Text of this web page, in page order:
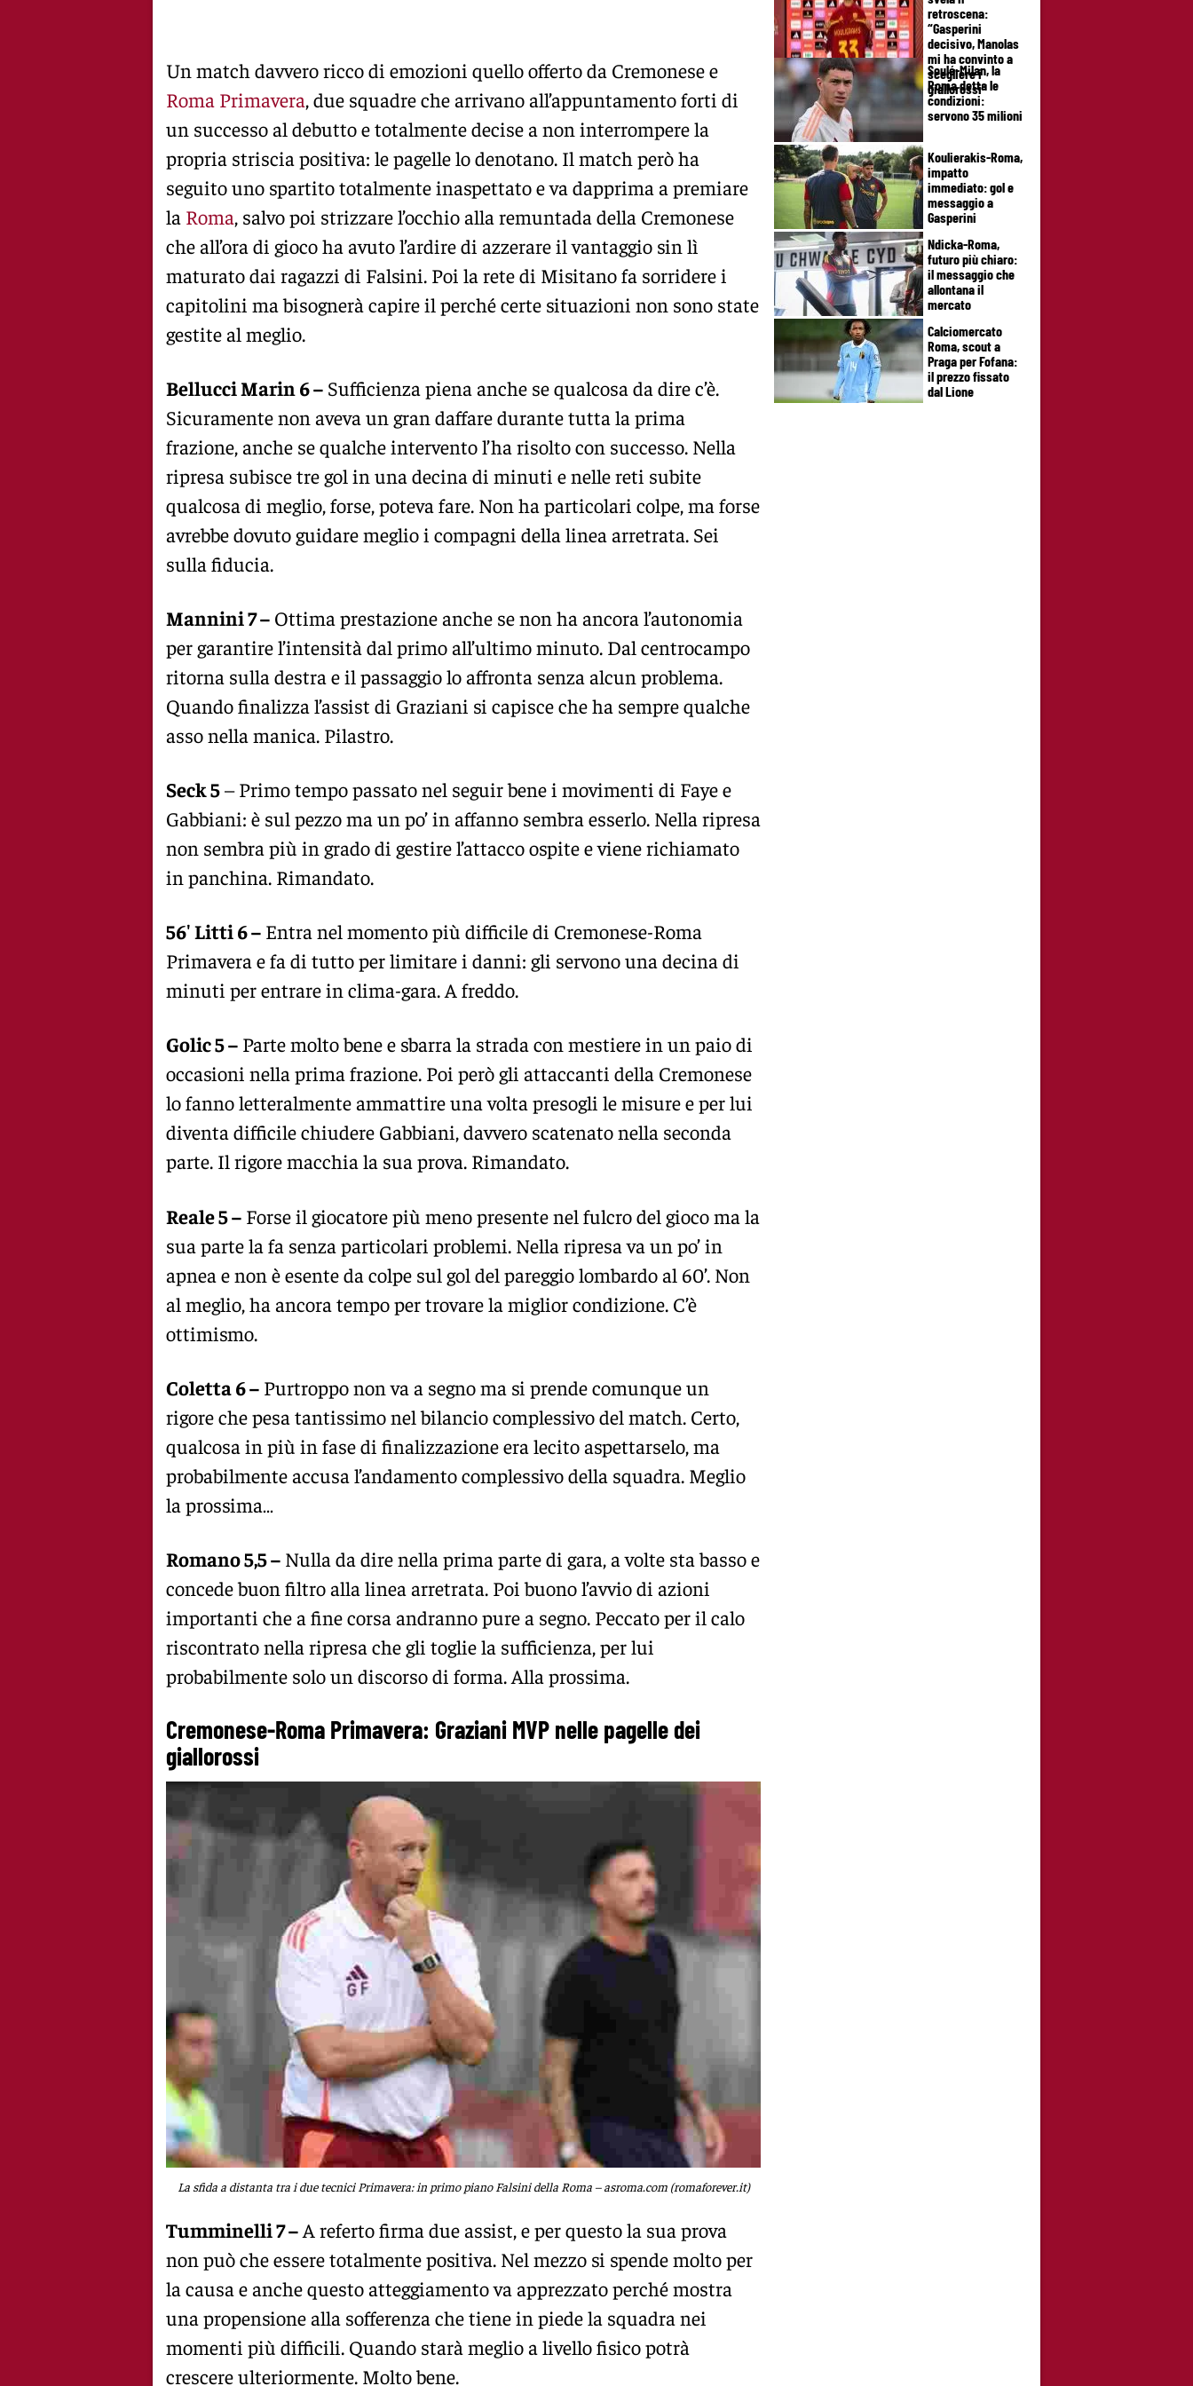
Un match davvero ricco di emozioni quello offerto da Cremonese e
Roma Primavera, due squadre che arrivano all’appuntamento forti di
un successo al debutto e totalmente decise a non interrompere la
propria striscia positiva: le pagelle lo denotano. Il match però ha
seguito uno spartito totalmente inaspettato e va dapprima a premiare
la Roma, salvo poi strizzare l’occhio alla remuntada della Cremonese
che all’ora di gioco ha avuto l’ardire di azzerare il vantaggio sin lì
maturato dai ragazzi di Falsini. Poi la rete di Misitano fa sorridere i
capitolini ma bisognerà capire il perché certe situazioni non sono state
gestite al meglio.
Bellucci Marin 6 – Sufficienza piena anche se qualcosa da dire c’è.
Sicuramente non aveva un gran daffare durante tutta la prima
frazione, anche se qualche intervento l’ha risolto con successo. Nella
ripresa subisce tre gol in una decina di minuti e nelle reti subite
qualcosa di meglio, forse, poteva fare. Non ha particolari colpe, ma forse
avrebbe dovuto guidare meglio i compagni della linea arretrata. Sei
sulla fiducia.
Mannini 7 – Ottima prestazione anche se non ha ancora l’autonomia
per garantire l’intensità dal primo all’ultimo minuto. Dal centrocampo
ritorna sulla destra e il passaggio lo affronta senza alcun problema.
Quando finalizza l’assist di Graziani si capisce che ha sempre qualche
asso nella manica. Pilastro.
Seck 5– Primo tempo passato nel seguir bene i movimenti di Faye e
Gabbiani: è sul pezzo ma un po’ in affanno sembra esserlo. Nella ripresa
non sembra più in grado di gestire l’attacco ospite e viene richiamato
in panchina. Rimandato.
56′ Litti 6 – Entra nel momento più difficile di Cremonese-Roma
Primavera e fa di tutto per limitare i danni: gli servono una decina di
minuti per entrare in clima-gara. A freddo.
Golic 5 – Parte molto bene e sbarra la strada con mestiere in un paio di
occasioni nella prima frazione. Poi però gli attaccanti della Cremonese
lo fanno letteralmente ammattire una volta presogli le misure e per lui
diventa difficile chiudere Gabbiani, davvero scatenato nella seconda
parte. Il rigore macchia la sua prova. Rimandato.
Reale 5 – Forse il giocatore più meno presente nel fulcro del gioco ma la
sua parte la fa senza particolari problemi. Nella ripresa va un po’ in
apnea e non è esente da colpe sul gol del pareggio lombardo al 60’. Non
al meglio, ha ancora tempo per trovare la miglior condizione. C’è
ottimismo.
Coletta 6 – Purtroppo non va a segno ma si prende comunque un
rigore che pesa tantissimo nel bilancio complessivo del match. Certo,
qualcosa in più in fase di finalizzazione era lecito aspettarselo, ma
probabilmente accusa l’andamento complessivo della squadra. Meglio
la prossima…
Romano 5,5 – Nulla da dire nella prima parte di gara, a volte sta basso e
concede buon filtro alla linea arretrata. Poi buono l’avvio di azioni
importanti che a fine corsa andranno pure a segno. Peccato per il calo
riscontrato nella ripresa che gli toglie la sufficienza, per lui
probabilmente solo un discorso di forma. Alla prossima.
Cremonese-Roma Primavera: Graziani MVP nelle pagelle dei
giallorossi
La sfida a distanta tra i due tecnici Primavera: in primo piano Falsini della Roma – asroma.com (romaforever.it)
Tumminelli 7 –A referto firma due assist, e per questo la sua prova
non può che essere totalmente positiva. Nel mezzo si spende molto per
la causa e anche questo atteggiamento va apprezzato perché mostra
una propensione alla sofferenza che tiene in piede la squadra nei
momenti più difficili. Quando starà meglio a livello fisico potrà
crescere ulteriormente. Molto bene.
retroscena:
“Gasperini
decisivo, Manolas
mi ha convinto a
scegliere i
giallorossi”
Soulé-Milan, la
Roma detta le
condizioni:
servono 35 milioni
Koulierakis-Roma,
impatto
immediato: gol e
messaggio a
Gasperini
Ndicka-Roma,
futuro più chiaro:
il messaggio che
allontana il
mercato
Calciomercato
Roma, scout a
Praga per Fofana:
il prezzo fissato
dal Lione